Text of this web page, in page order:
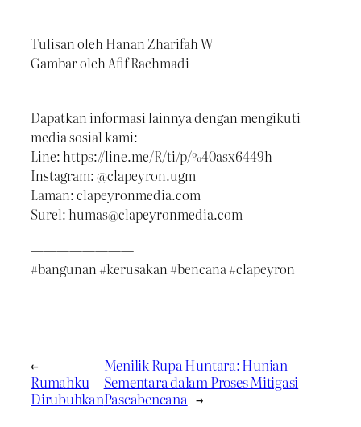
Tulisan oleh Hanan Zharifah W
Gambar oleh Afif Rachmadi
————————
Dapatkan informasi lainnya dengan mengikuti
media sosial kami:
Line: https://line.me/R/ti/p/%40asx6449h
Instagram: @clapeyron.ugm
Laman: clapeyronmedia.com
Surel: humas@clapeyronmedia.com
————————
#bangunan #kerusakan #bencana #clapeyron
←
Rumahku
Dirubuhkan
Menilik Rupa Huntara: Hunian
Sementara dalam Proses Mitigasi
Pascabencana →